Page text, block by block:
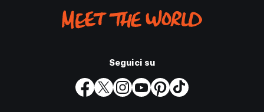
Seguici su